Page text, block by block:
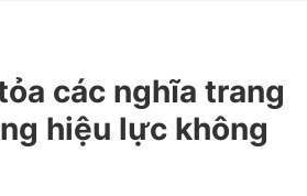
các nghĩa trang
hiệu lực không